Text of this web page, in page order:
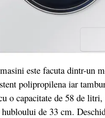
este facuta dintr-un
polipropilena iar
o capacitate de 58 de litri,
de 33 cm.